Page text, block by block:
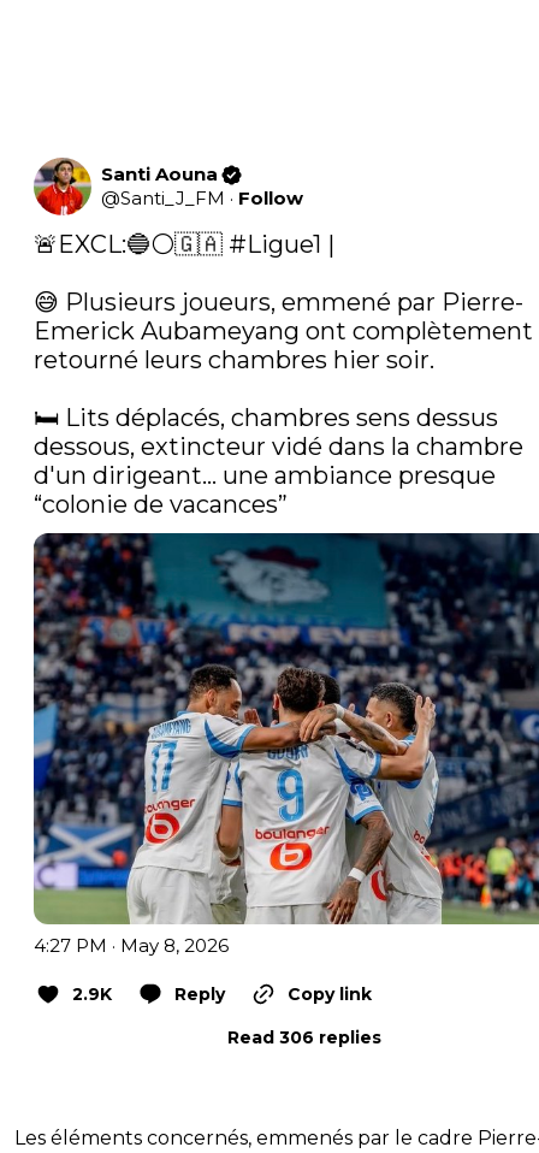
Santi Aouna
@Santi_J_FM · Follow
🚨EXCL:🔵⚪️🇬🇦 #Ligue1 |
😅 Plusieurs joueurs, emmené par Pierre-
Emerick Aubameyang ont complètement
retourné leurs chambres hier soir.
🛏️ Lits déplacés, chambres sens dessus
dessous, extincteur vidé dans la chambre
d'un dirigeant… une ambiance presque
“colonie de vacances”
4:27 PM · May 8, 2026
2.9K Reply
Copy link
Read 306 replies
Les éléments concernés, emmenés par le cadre